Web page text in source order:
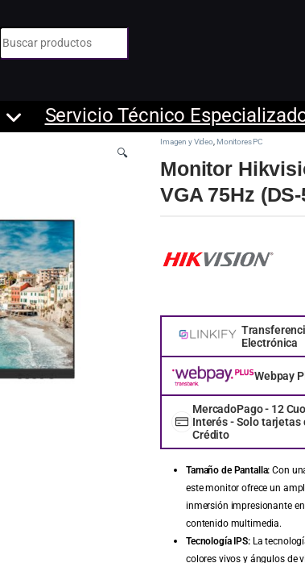
Búsqueda de:
Servicio Técnico
🔍
Imagen y Video Monitores PC
Monitor
VGA 75Hz
Electrónica
Webpay
MercadoPago - 12
Interés - Solo tarjetas
Crédito
Tamaño de Pantalla: Con
este monitor ofrece un
inmersión impresionante
contenido multimedia.
Tecnología IPS:La
colores vivos y ángulos de